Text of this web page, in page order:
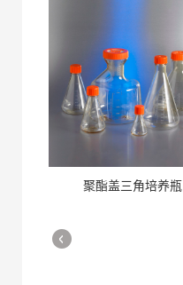
聚酯盖三角培养瓶